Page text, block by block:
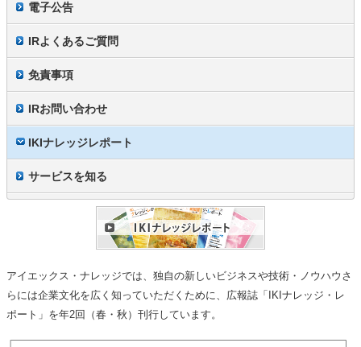
電子公告
IRよくあるご質問
免責事項
IRお問い合わせ
IKIナレッジレポート
サービスを知る
アイエックス・ナレッジでは、独自の新しいビジネスや技術・ノウハウさ
らには企業文化を広く知っていただくために、広報誌「IKIナレッジ・レ
ポート」を年2回（春・秋）刊行しています。